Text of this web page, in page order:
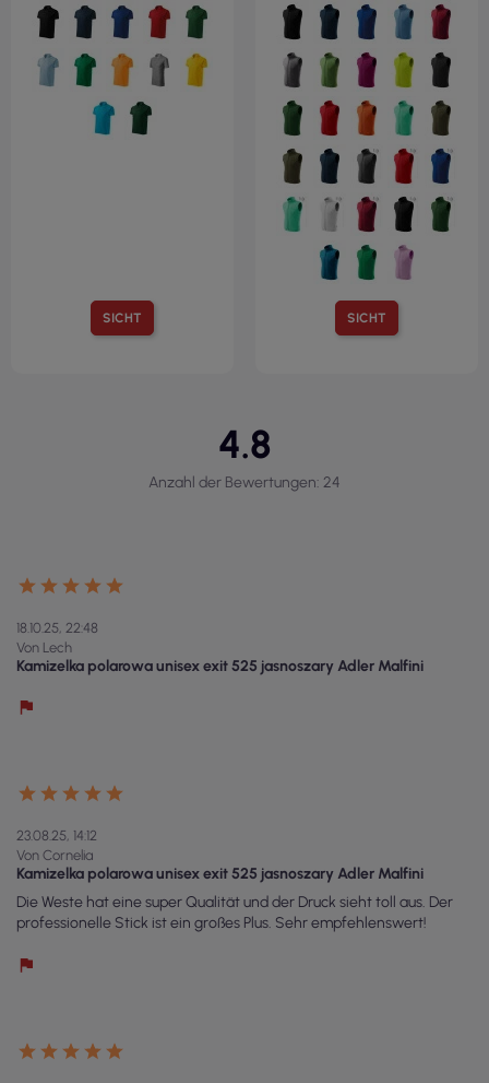
SICHT SICHT
4.8
Anzahl der Bewertungen: 24
18.10.25, 22:48
Von Lech
Kamizelka polarowa unisex exit 525 jasnoszary Adler Malfini
23.08.25, 14:12
Von Cornelia
Kamizelka polarowa unisex exit 525 jasnoszary Adler Malfini
Die Weste hat eine super Qualität und der Druck sieht toll aus. Der
professionelle Stick ist ein großes Plus. Sehr empfehlenswert!